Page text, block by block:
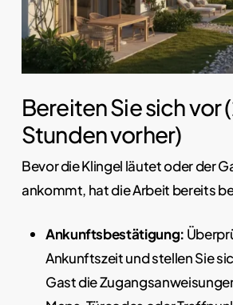
Bereiten Sie sich vor
Stunden vorher)
Bevor die Klingel läutet oder der
ankommt, hat die Arbeit bereits
Ankunftsbestätigung:
Ankunftszeit und stellen Sie
Gast die